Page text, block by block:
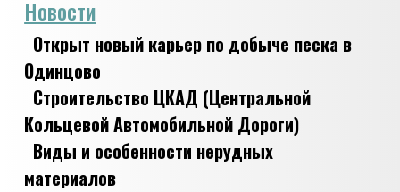
Новости
Открыт новый карьер по добыче песка в
Одинцово
Строительство ЦКАД (Центральной
Кольцевой Автомобильной Дороги)
Виды и особенности нерудных
материалов